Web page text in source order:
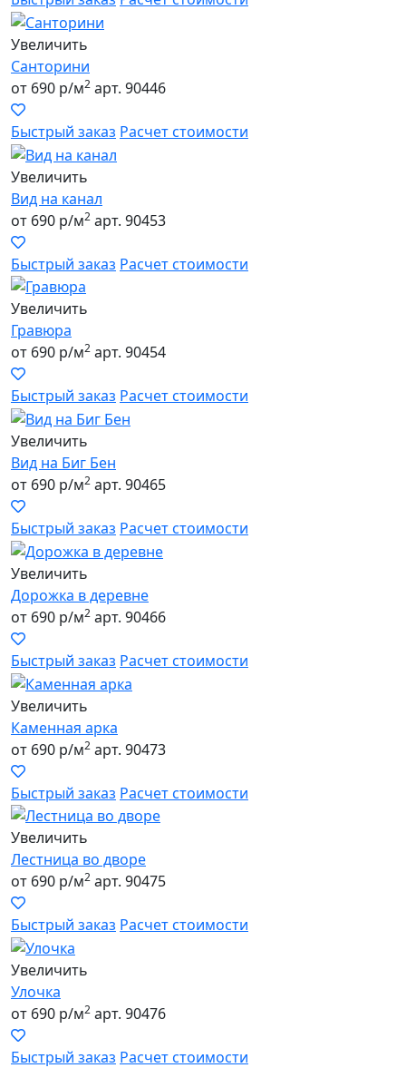
Увеличить
Санторини
от 690 р/м2 арт. 90446
Быстрый заказ Расчет стоимости
Увеличить
Вид на канал
от 690 р/м2 арт. 90453
Быстрый заказ Расчет стоимости
Увеличить
Гравюра
от 690 р/м2 арт. 90454
Быстрый заказ Расчет стоимости
Увеличить
Вид на Биг Бен
от 690 р/м2 арт. 90465
Быстрый заказ Расчет стоимости
Увеличить
Дорожка в деревне
от 690 р/м2 арт. 90466
Быстрый заказ Расчет стоимости
Увеличить
Каменная арка
от 690 р/м2 арт. 90473
Быстрый заказ Расчет стоимости
Увеличить
Лестница во дворе
от 690 р/м2 арт. 90475
Быстрый заказ Расчет стоимости
Увеличить
Улочка
от 690 р/м2 арт. 90476
Быстрый заказ Расчет стоимости